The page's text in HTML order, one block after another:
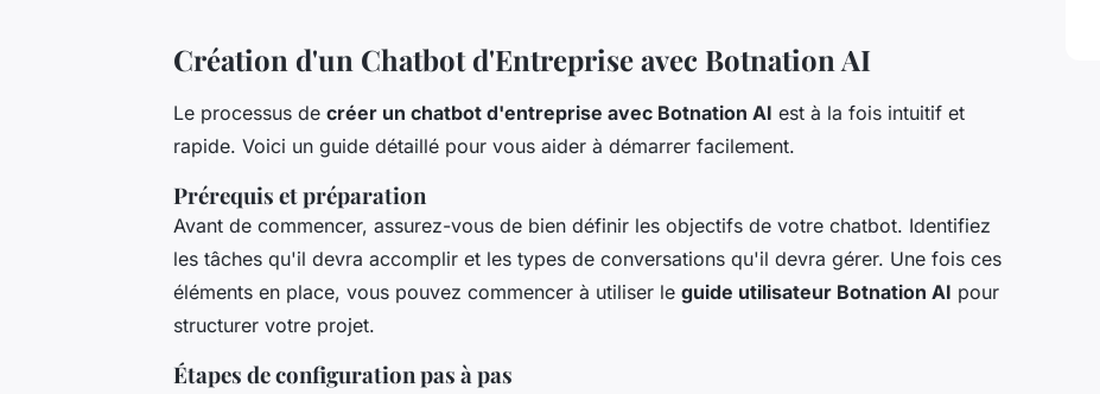
Création d'un Chatbot d'Entreprise avec Botnation AI
Le processus de créer un chatbot d'entreprise avec Botnation AI est à la fois intuitif et
rapide. Voici un guide détaillé pour vous aider à démarrer facilement.
Prérequis et préparation
Avant de commencer, assurez-vous de bien définir les objectifs de votre chatbot. Identifiez
les tâches qu'il devra accomplir et les types de conversations qu'il devra gérer. Une fois ces
éléments en place, vous pouvez commencer à utiliser le guide utilisateur Botnation AI pour
structurer votre projet.
Étapes de configuration pas à pas